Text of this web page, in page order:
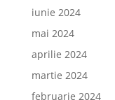
iunie 2024
mai 2024
aprilie 2024
martie 2024
februarie 2024